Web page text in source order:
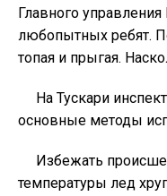
Главного
любопытных ребят.
топая и прыгая.
На Тускари
основные методы
Избежать
температуры лед